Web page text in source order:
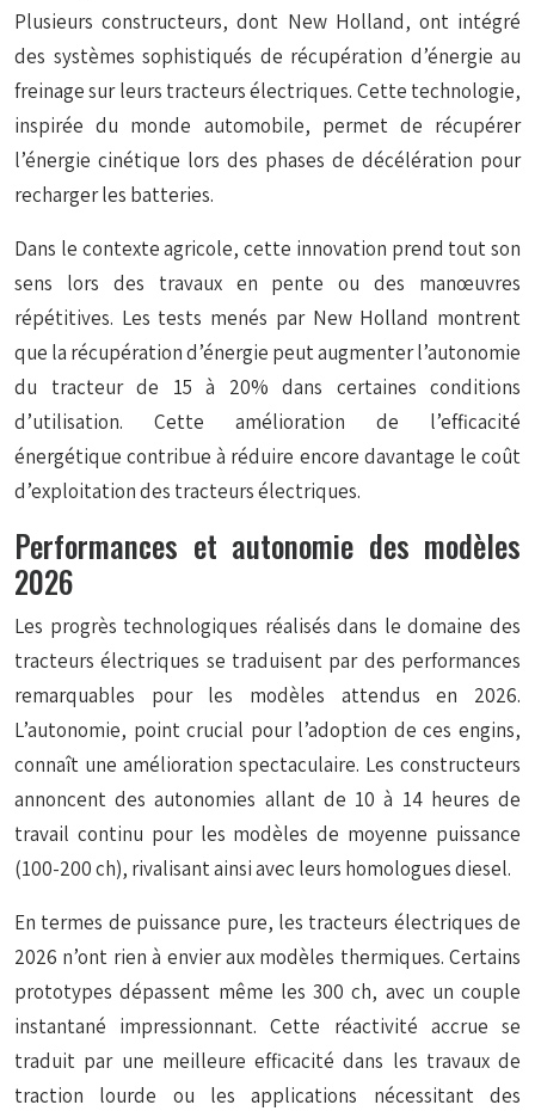
Plusieurs constructeurs, dont New Holland, ont intégré
des systèmes sophistiqués de récupération d’énergie au
freinage sur leurs tracteurs électriques. Cette technologie,
inspirée du monde automobile, permet de récupérer
l’énergie cinétique lors des phases de décélération pour
recharger les batteries.
Dans le contexte agricole, cette innovation prend tout son
sens lors des travaux en pente ou des manœuvres
répétitives. Les tests menés par New Holland montrent
que la récupération d’énergie peut augmenter l’autonomie
du tracteur de 15 à 20% dans certaines conditions
d’utilisation. Cette amélioration de l’efficacité
énergétique contribue à réduire encore davantage le coût
d’exploitation des tracteurs électriques.
Performances et autonomie des modèles
2026
Les progrès technologiques réalisés dans le domaine des
tracteurs électriques se traduisent par des performances
remarquables pour les modèles attendus en 2026.
L’autonomie, point crucial pour l’adoption de ces engins,
connaît une amélioration spectaculaire. Les constructeurs
annoncent des autonomies allant de 10 à 14 heures de
travail continu pour les modèles de moyenne puissance
(100-200 ch), rivalisant ainsi avec leurs homologues diesel.
En termes de puissance pure, les tracteurs électriques de
2026 n’ont rien à envier aux modèles thermiques. Certains
prototypes dépassent même les 300 ch, avec un couple
instantané impressionnant. Cette réactivité accrue se
traduit par une meilleure efficacité dans les travaux de
traction lourde ou les applications nécessitant des